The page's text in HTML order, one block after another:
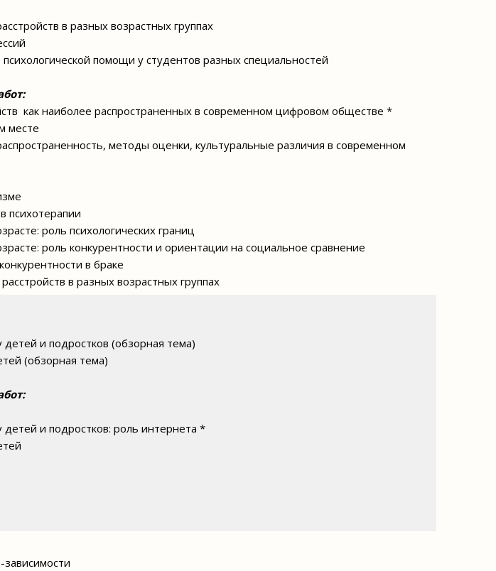
в разных возрастных группах
помощи у студентов разных специальностей
как наиболее распространенных в современном цифровом обществе *
месте
методы оценки, культуральные различия в современном
психотерапии
роль психологических границ
роль конкурентности и ориентации на социальное сравнение
в браке
в разных возрастных группах
и подростков (обзорная тема)
(обзорная тема)
и подростков: роль интернета *